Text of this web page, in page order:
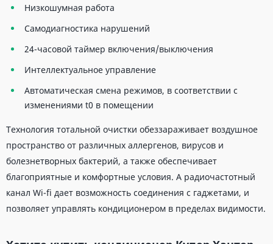
Низкошумная работа
Самодиагностика нарушений
24-часовой таймер включения/выключения
Интеллектуальное управление
Автоматическая смена режимов, в соответствии с
изменениями t0 в помещении
Технология тотальной очистки обеззараживает воздушное
пространство от различных аллергенов, вирусов и
болезнетворных бактерий, а также обеспечивает
благоприятные и комфортные условия. А радиочастотный
канал Wi-fi дает возможность соединения с гаджетами, и
позволяет управлять кондиционером в пределах видимости.